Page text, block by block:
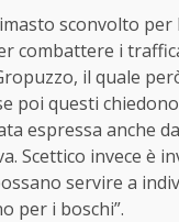
sconvolto
combattere i
il quale
poi questi
espressa anche
Scettico invece è
servire a
per i boschi”.